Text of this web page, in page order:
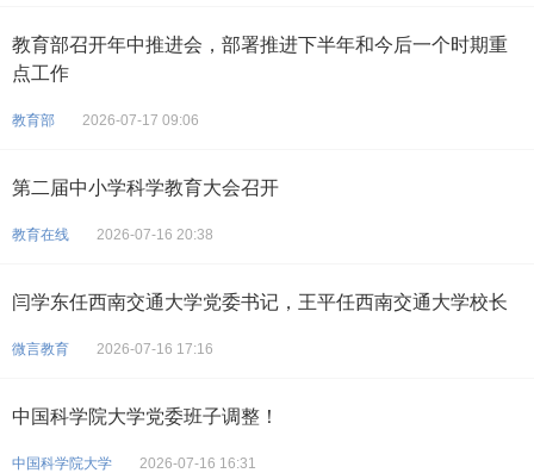
教育部召开年中推进会，部署推进下半年和今后一个时期重
点工作
教育部 2026-07-17 09:06
第二届中小学科学教育大会召开
教育在线 2026-07-16 20:38
闫学东任西南交通大学党委书记，王平任西南交通大学校长
微言教育 2026-07-16 17:16
中国科学院大学党委班子调整！
中国科学院大学 2026-07-16 16:31